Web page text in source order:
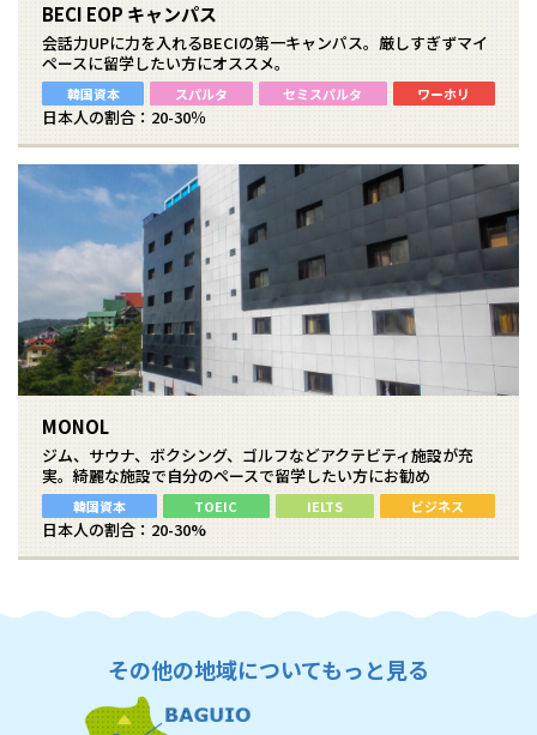
BECI EOP キャンパス
会話力UPに力を入れるBECIの第一キャンパス。厳しすぎずマイ
ペースに留学したい方にオススメ。
韓国資本 スパルタ セミスパルタ ワーホリ
日本人の割合：20-30％
MONOL
ジム、サウナ、ボクシング、ゴルフなどアクテビティ施設が充
実。綺麗な施設で自分のペースで留学したい方にお勧め
韓国資本 TOEIC IELTS ビジネス
日本人の割合：20-30%
その他の地域についてもっと見る